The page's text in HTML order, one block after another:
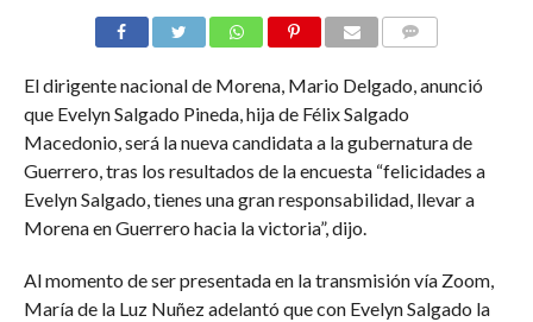
El dirigente nacional de Morena, Mario Delgado, anunció
que Evelyn Salgado Pineda, hija de Félix Salgado
Macedonio, será la nueva candidata a la gubernatura de
Guerrero, tras los resultados de la encuesta “felicidades a
Evelyn Salgado, tienes una gran responsabilidad, llevar a
Morena en Guerrero hacia la victoria”, dijo.
Al momento de ser presentada en la transmisión vía Zoom,
María de la Luz Nuñez adelantó que con Evelyn Salgado la